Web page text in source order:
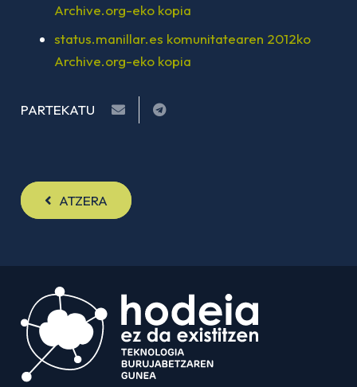
Archive.org-eko kopia
status.manillar.es komunitatearen 2012ko
Archive.org-eko kopia
PARTEKATU
ATZERA